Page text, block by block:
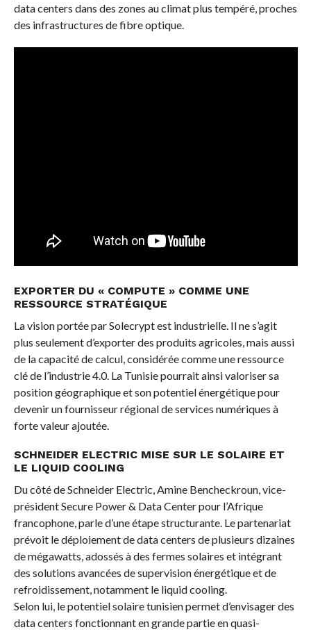
data centers dans des zones au climat plus tempéré, proches
des infrastructures de fibre optique.
EXPORTER DU « COMPUTE » COMME UNE
RESSOURCE STRATÉGIQUE
La vision portée par Solecrypt est industrielle. Il ne s’agit
plus seulement d’exporter des produits agricoles, mais aussi
de la capacité de calcul, considérée comme une ressource
clé de l’industrie 4.0. La Tunisie pourrait ainsi valoriser sa
position géographique et son potentiel énergétique pour
devenir un fournisseur régional de services numériques à
forte valeur ajoutée.
SCHNEIDER ELECTRIC MISE SUR LE SOLAIRE ET
LE LIQUID COOLING
Du côté de Schneider Electric, Amine Bencheckroun, vice-
président Secure Power & Data Center pour l’Afrique
francophone, parle d’une étape structurante. Le partenariat
prévoit le déploiement de data centers de plusieurs dizaines
de mégawatts, adossés à des fermes solaires et intégrant
des solutions avancées de supervision énergétique et de
refroidissement, notamment le liquid cooling.
Selon lui, le potentiel solaire tunisien permet d’envisager des
data centers fonctionnant en grande partie en quasi-